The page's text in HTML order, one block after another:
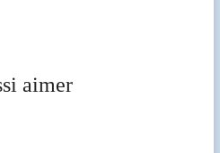
aimer